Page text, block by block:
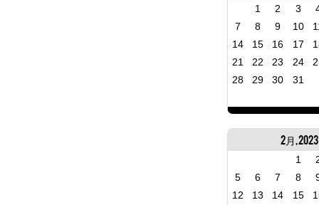
1 2 3
7
8 9 10
14
15 16 17
21
22 23 24
28
29 30 31
2月, 2023
1
5
6 7 8
12
13 14 15